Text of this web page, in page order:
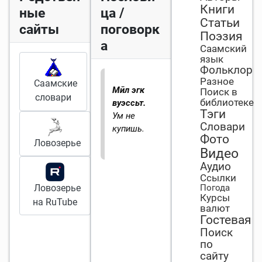
ные
сайты
Саамские
словари
Ловозерье
Ловозерье
на RuTube
ца /
поговорк
а
Мӣл эгк
вуэссьт.
Ум не
купишь.
Книги
Статьи
Поэзия
Саамский
язык
Фольклор
Разное
Поиск в
библиотеке
Тэги
Словари
Фото
Видео
Аудио
Ссылки
Погода
Курсы
валют
Гостевая
Поиск
по
сайту